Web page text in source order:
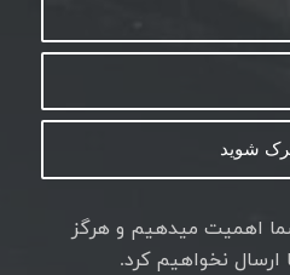
اهمیت میدهیم و هرگز
نخواهیم کرد.